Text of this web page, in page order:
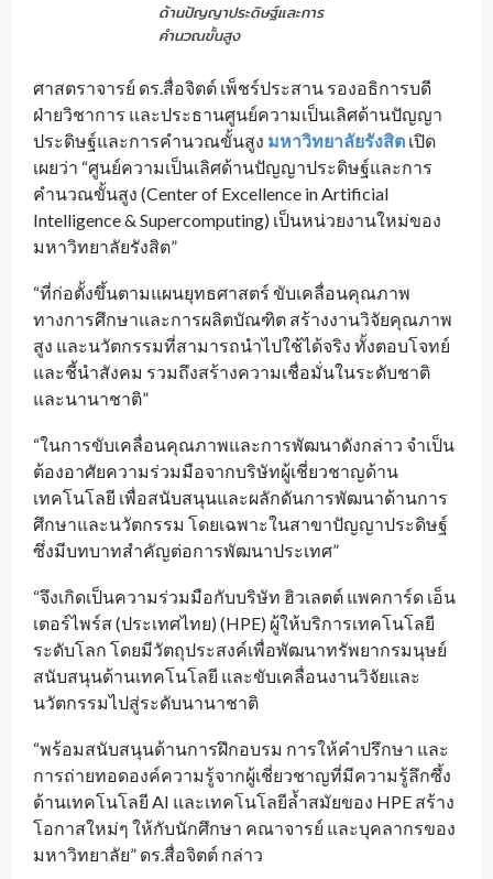
ด้านปัญญาประดิษฐ์และการ
คำนวณขั้นสูง
ศาสตราจารย์ ดร.สื่อจิตต์ เพ็ชร์ประสาน รองอธิการบดี
ฝ่ายวิชาการ และประธานศูนย์ความเป็นเลิศด้านปัญญา
ประดิษฐ์และการคำนวณขั้นสูง มหาวิทยาลัยรังสิต เปิด
เผยว่า “ศูนย์ความเป็นเลิศด้านปัญญาประดิษฐ์และการ
คำนวณขั้นสูง (Center of Excellence in Artificial
Intelligence & Supercomputing) เป็นหน่วยงานใหม่ของ
มหาวิทยาลัยรังสิต”
“ที่ก่อตั้งขึ้นตามแผนยุทธศาสตร์ ขับเคลื่อนคุณภาพ
ทางการศึกษาและการผลิตบัณฑิต สร้างงานวิจัยคุณภาพ
สูง และนวัตกรรมที่สามารถนำไปใช้ได้จริง ทั้งตอบโจทย์
และชี้นำสังคม รวมถึงสร้างความเชื่อมั่นในระดับชาติ
และนานาชาติ”
“ในการขับเคลื่อนคุณภาพและการพัฒนาดังกล่าว จำเป็น
ต้องอาศัยความร่วมมือจากบริษัทผู้เชี่ยวชาญด้าน
เทคโนโลยี เพื่อสนับสนุนและผลักดันการพัฒนาด้านการ
ศึกษาและนวัตกรรม โดยเฉพาะในสาขาปัญญาประดิษฐ์
ซึ่งมีบทบาทสำคัญต่อการพัฒนาประเทศ”
“จึงเกิดเป็นความร่วมมือกับบริษัท ฮิวเลตต์ แพคการ์ด เอ็น
เตอร์ไพร์ส (ประเทศไทย) (HPE) ผู้ให้บริการเทคโนโลยี
ระดับโลก โดยมีวัตถุประสงค์เพื่อพัฒนาทรัพยากรมนุษย์
สนับสนุนด้านเทคโนโลยี และขับเคลื่อนงานวิจัยและ
นวัตกรรมไปสู่ระดับนานาชาติ
“พร้อมสนับสนุนด้านการฝึกอบรม การให้คำปรึกษา และ
การถ่ายทอดองค์ความรู้จากผู้เชี่ยวชาญที่มีความรู้ลึกซึ้ง
ด้านเทคโนโลยี AI และเทคโนโลยีล้ำสมัยของ HPE สร้าง
โอกาสใหม่ๆ ให้กับนักศึกษา คณาจารย์ และบุคลากรของ
มหาวิทยาลัย” ดร.สื่อจิตต์ กล่าว